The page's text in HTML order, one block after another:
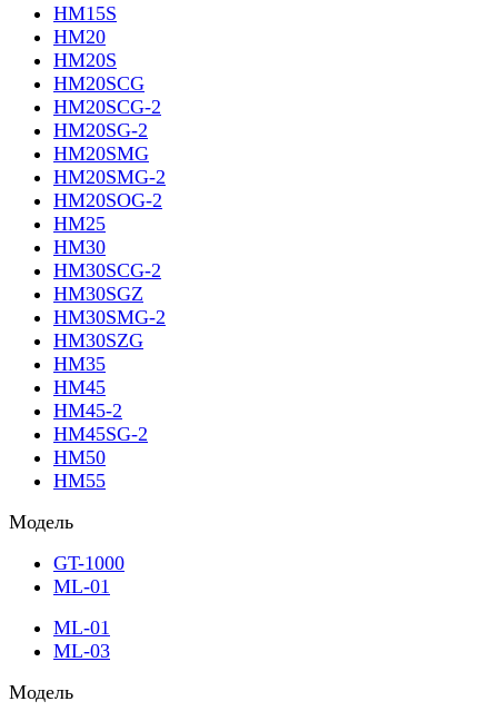
HM15S
HM20
HM20S
HM20SCG
HM20SCG-2
HM20SG-2
HM20SMG
HM20SMG-2
HM20SOG-2
HM25
HM30
HM30SCG-2
HM30SGZ
HM30SMG-2
HM30SZG
HM35
HM45
HM45-2
HM45SG-2
HM50
HM55
Модель
GT-1000
ML-01
ML-01
ML-03
Модель